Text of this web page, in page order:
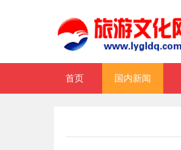
首页 国内新闻